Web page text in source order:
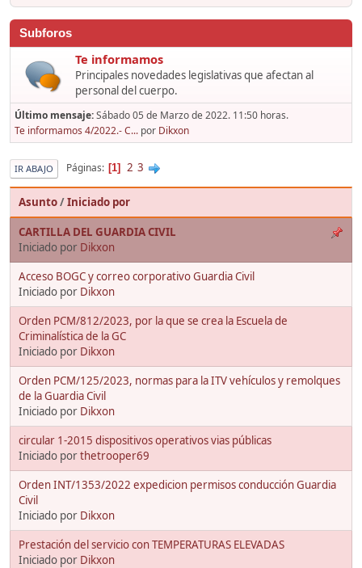
Subforos
Te informamos
Principales novedades legislativas que afectan al
personal del cuerpo.
Último mensaje:Sábado 05 de Marzo de 2022. 11:50 horas.
Te informamos 4/2022.- C... por Dikxon
IR ABAJO Páginas 1 2 3
Asunto/Iniciado por
CARTILLA DEL GUARDIA CIVIL
Iniciado por Dikxon
Acceso BOGC y correo corporativo Guardia Civil
Iniciado por Dikxon
Orden PCM/812/2023, por la que se crea la Escuela de
Criminalística de la GC
Iniciado por Dikxon
Orden PCM/125/2023, normas para la ITV vehículos y remolques
de la Guardia Civil
Iniciado por Dikxon
circular 1-2015 dispositivos operativos vias públicas
Iniciado porthetrooper69
Orden INT/1353/2022 expedicion permisos conducción Guardia
Civil
Iniciado por Dikxon
Prestación del servicio con TEMPERATURAS ELEVADAS
Iniciado por Dikxon